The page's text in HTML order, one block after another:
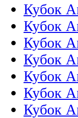
Кубок
Кубок
Кубок
Кубок
Кубок
Кубок
Кубок